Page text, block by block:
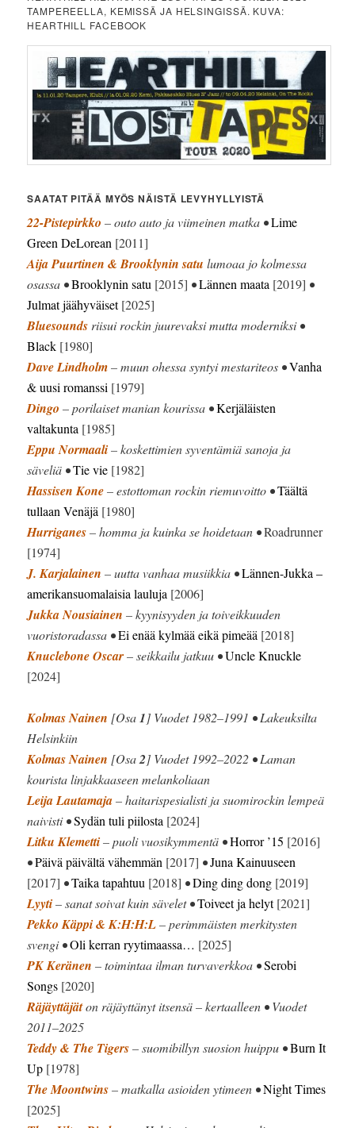
TAMPEREELLA, KEMISSÄ JA HELSINGISSÄ. KUVA:
HEARTHILL FACEBOOK
SAATAT PITÄÄ MYÖS NÄISTÄ LEVYHYLLYISTÄ
22-Pistepirkko – outo auto ja viimeinen matka •Lime
Green DeLorean [2011]
Aija Puurtinen & Brooklynin satu lumoaa jo kolmessa
osassa •Brooklynin satu [2015] •Lännen maata [2019] •
Julmat jäähyväiset[2025]
Bluesounds riisui rockin juurevaksi mutta moderniksi •
Black [1980]
Dave Lindholm– muun ohessa syntyi mestariteos •Vanha
& uusi romanssi [1979]
Dingo – porilaiset manian kourissa •Kerjäläisten
valtakunta [1985]
Eppu Normaali– koskettimien syventämiä sanoja ja
säveliä •Tie vie [1982]
Hassisen Kone– estottoman rockin riemuvoitto •Täältä
tullaan Venäjä [1980]
Hurriganes– homma ja kuinka se hoidetaan •Roadrunner
[1974]
J. Karjalainen – uutta vanhaa musiikkia •Lännen-Jukka –
amerikansuomalaisia lauluja [2006]
Jukka Nousiainen – kyynisyyden ja toiveikkuuden
vuoristoradassa •Ei enää kylmää eikä pimeää [2018]
Knuclebone Oscar– seikkailu jatkuu •Uncle Knuckle
[2024]
Kolmas Nainen [Osa1] Vuodet 1982–1991 • Lakeuksilta
Helsinkiin
Kolmas Nainen [Osa2] Vuodet 1992–2022 • Laman
kourista linjakkaaseen melankoliaan
Leija Lautamaja– haitarispesialisti ja suomirockin lempeä
naivisti •Sydän tuli piilosta [2024]
Litku Klemetti– puoli vuosikymmentä •Horror ’15 [2016]
•Päivä päivältä vähemmän [2017] •Juna Kainuuseen
[2017] •Taika tapahtuu [2018] •Ding ding dong [2019]
Lyyti– sanat soivat kuin sävelet •Toiveet ja helyt[2021]
Pekko Käppi & K:H:H:L– perimmäisten merkitysten
svengi •Oli kerran ryytimaassa… [2025]
PK Keränen – toimintaa ilman turvaverkkoa •Serobi
Songs [2020]
Räjäyttäjäton räjäyttänyt itsensä – kertaalleen • Vuodet
2011–2025
Teddy & The Tigers– suomibillyn suosion huippu •Burn It
Up [1978]
The Moontwins– matkalla asioiden ytimeen •Night Times
[2025]